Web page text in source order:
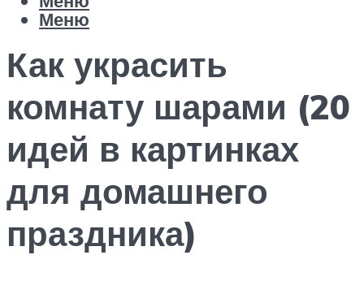
Меню
Как украсить
комнату шарами (20
идей в картинках
для домашнего
праздника)